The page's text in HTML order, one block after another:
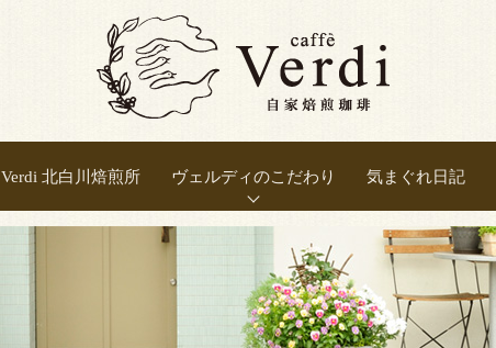
Verdi 北白川焙煎所 ヴェルディのこだわり 気まぐれ日記